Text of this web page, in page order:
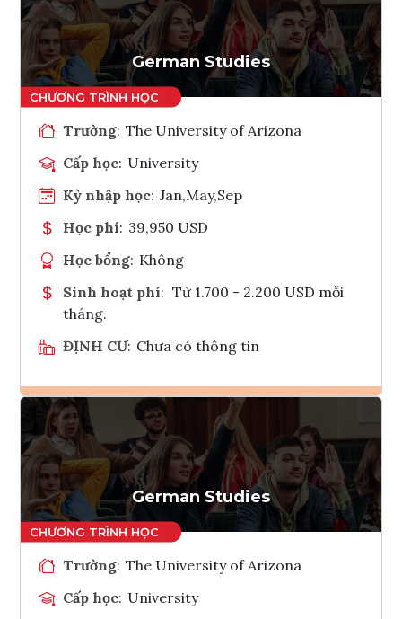
Tham vấn Interlink
German Studies
Trường: The University of Arizona
Cấp học: University
Kỳ nhập học: Jan,May,Sep
Học phí: 39,950 USD
Học bổng: Không
Sinh hoạt phí: Từ 1.700 - 2.200 USD mỗi
tháng.
ĐỊNH CƯ: Chưa có thông tin
Ghi danh
Tham vấn Interlink
German Studies
Trường: The University of Arizona
Cấp học: University